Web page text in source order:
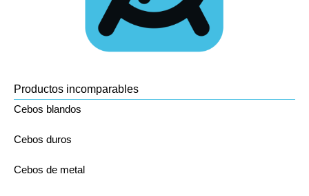
Productos incomparables
Cebos blandos
Cebos duros
Cebos de metal